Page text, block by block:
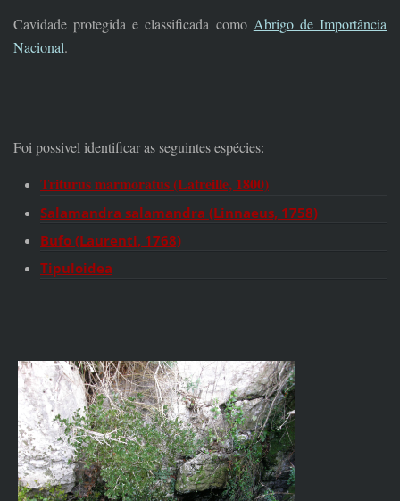
Cavidade protegida e classificada como Abrigo de Importância
Nacional.
Foi possivel identificar as seguintes espécies:
Triturus marmoratus (Latreille, 1800)
Salamandra salamandra (Linnaeus, 1758)
Bufo (Laurenti, 1768)
Tipuloidea